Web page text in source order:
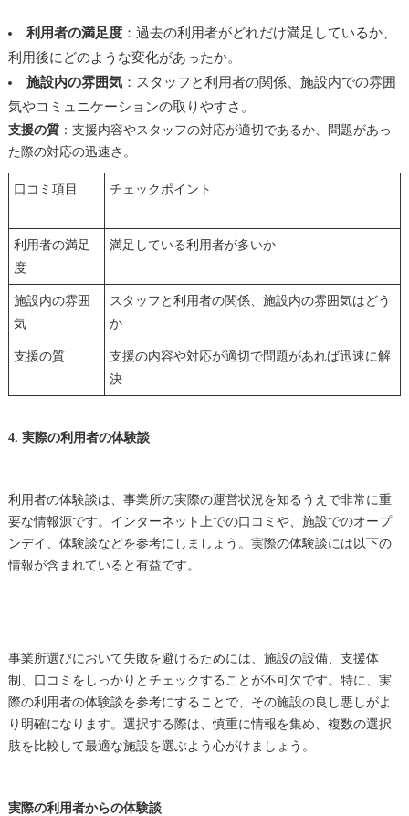
利用者の満足度：過去の利用者がどれだけ満足しているか、
利用後にどのような変化があったか。
施設内の雰囲気：スタッフと利用者の関係、施設内での雰囲
気やコミュニケーションの取りやすさ。
支援の質：支援内容やスタッフの対応が適切であるか、問題があっ
た際の対応の迅速さ。
口コミ項目 チェックポイント
利用者の満足
度
満足している利用者が多いか
施設内の雰囲
気
スタッフと利用者の関係、施設内の雰囲気はどう
か
支援の質
支援の内容や対応が適切で問題があれば迅速に解
決
4. 実際の利用者の体験談
利用者の体験談は、事業所の実際の運営状況を知るうえで非常に重
要な情報源です。インターネット上での口コミや、施設でのオープ
ンデイ、体験談などを参考にしましょう。実際の体験談には以下の
情報が含まれていると有益です。
事業所選びにおいて失敗を避けるためには、施設の設備、支援体
制、口コミをしっかりとチェックすることが不可欠です。特に、実
際の利用者の体験談を参考にすることで、その施設の良し悪しがよ
り明確になります。選択する際は、慎重に情報を集め、複数の選択
肢を比較して最適な施設を選ぶよう心がけましょう。
実際の利用者からの体験談